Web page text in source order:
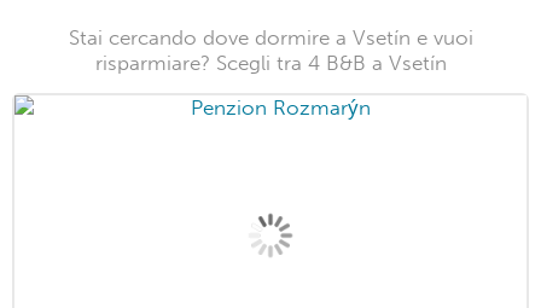
Stai cercando dove dormire a Vsetín e vuoi
risparmiare? Scegli tra 4 B&B a Vsetín